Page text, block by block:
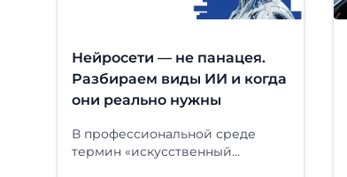
Нейросети — не панацея.
Разбираем виды ИИ и когда
они реально нужны
В профессиональной среде
термин «искусственный